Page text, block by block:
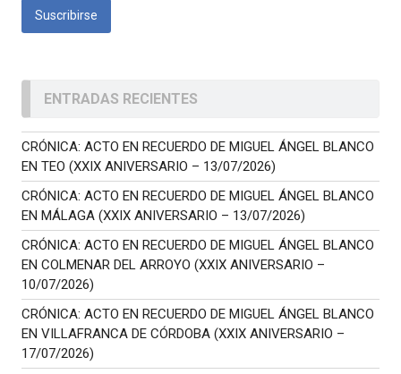
ENTRADAS RECIENTES
CRÓNICA: ACTO EN RECUERDO DE MIGUEL ÁNGEL BLANCO
EN TEO (XXIX ANIVERSARIO – 13/07/2026)
CRÓNICA: ACTO EN RECUERDO DE MIGUEL ÁNGEL BLANCO
EN MÁLAGA (XXIX ANIVERSARIO – 13/07/2026)
CRÓNICA: ACTO EN RECUERDO DE MIGUEL ÁNGEL BLANCO
EN COLMENAR DEL ARROYO (XXIX ANIVERSARIO –
10/07/2026)
CRÓNICA: ACTO EN RECUERDO DE MIGUEL ÁNGEL BLANCO
EN VILLAFRANCA DE CÓRDOBA (XXIX ANIVERSARIO –
17/07/2026)